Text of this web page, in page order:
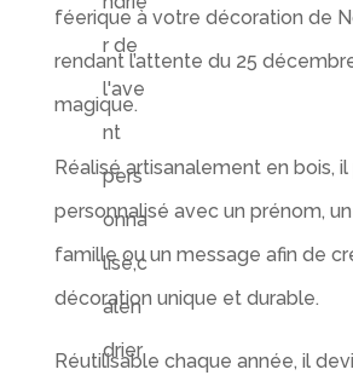
féerique à votre décoration de
rendant l’attente du 25
magique.
Réalisé artisanalement en bois,
personnalisé avec un prénom,
famille ou un message afin de
décoration unique et durable.
Réutilisable chaque année, il